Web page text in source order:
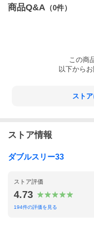
商品Q&A （0件）
この商
以下から
スト
ストア情報
ダブルスリー33
ストア評価
4.73
194件の評価を見る